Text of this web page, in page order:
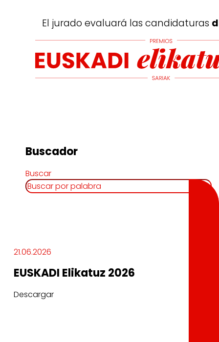
El jurado evaluará las candidaturas
Buscador
Buscar
21.06.2026
EUSKADI Elikatuz 2026
Descargar